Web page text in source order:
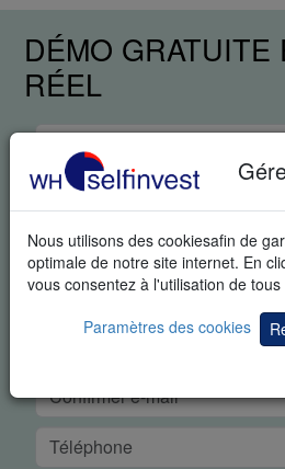
Nous utilisons des cookiesafin de
optimale de notre site internet. En
vous consentez à l'utilisation de tous
Paramètres des cookies
DÉMO GRATUITE
RÉEL